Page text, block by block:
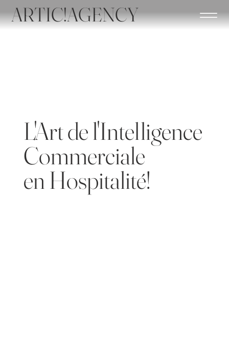
ARTIC!AGENCY
L'Art de l'Intelligence
Commerciale
en Hospitalité!